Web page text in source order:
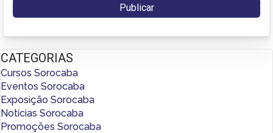
CATEGORIAS
Cursos Sorocaba
Eventos Sorocaba
Exposição Sorocaba
Notícias Sorocaba
Promoções Sorocaba